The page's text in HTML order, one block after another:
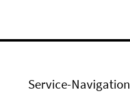
Service-Navigation